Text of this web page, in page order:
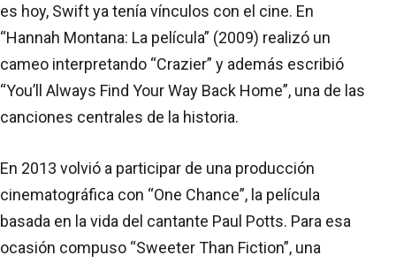
es hoy, Swift ya tenía vínculos con el cine. En
“Hannah Montana: La película” (2009) realizó un
cameo interpretando “Crazier” y además escribió
“You’ll Always Find Your Way Back Home”, una de las
canciones centrales de la historia.
En 2013 volvió a participar de una producción
cinematográfica con “One Chance”, la película
basada en la vida del cantante Paul Potts. Para esa
ocasión compuso “Sweeter Than Fiction”, una